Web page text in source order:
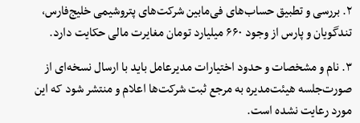
۲. بررسی و تطبیق حساب‌های فی‌مابین شرکت‌های پتروشیمی خلیج‌فارس،
تندگویان و پارس از وجود ۶۶۰ میلیارد تومان مغایرت مالی حکایت دارد.
۳. نام و مشخصات و حدود اختیارات مدیرعامل باید با ارسال نسخه‌ای از
صورت‌جلسه هیئت‌مدیره به مرجع ثبت شرکت‌ها اعلام و منتشر شود که این
مورد رعایت نشده است.